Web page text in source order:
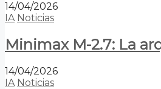
14/04/2026
IA Noticias
Minimax M-2.7: La
14/04/2026
IA Noticias